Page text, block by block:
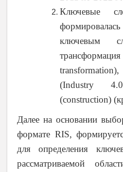
Ключевые
ключевым
transformation),
(Industry 4.0),
(construction)
Далее на основании
формате RIS,
для определения
рассматриваемой